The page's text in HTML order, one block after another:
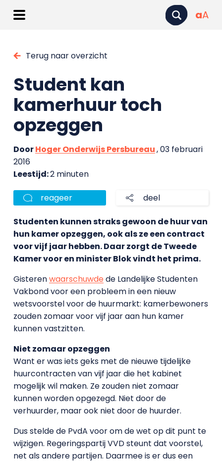
aA
Terug naar overzicht
Student kan
kamerhuur toch
opzeggen
DoorHoger Onderwijs Persbureau, 03 februari
2016
Leestijd:2 minuten
reageer deel
Studenten kunnen straks gewoon de huur van
hun kamer opzeggen, ook als ze een contract
voor vijf jaar hebben. Daar zorgt de Tweede
Kamer voor en minister Blok vindt het prima.
Gisterenwaarschuwdede Landelijke Studenten
Vakbond voor een probleem in een nieuw
wetsvoorstel voor de huurmarkt: kamerbewoners
zouden zomaar voor vijf jaar aan hun kamer
kunnen vastzitten.
Niet zomaar opzeggen
Want er was iets geks met de nieuwe tijdelijke
huurcontracten van vijf jaar die het kabinet
mogelijk wil maken. Ze zouden niet zomaar
kunnen worden opgezegd. Niet door de
verhuurder, maar ook niet door de huurder.
Dus stelde de PvdA voor om de wet op dit punt te
wijzigen. Regeringspartij VVD steunt dat voorstel,
net als andere partijen. Daarmee is er dus een